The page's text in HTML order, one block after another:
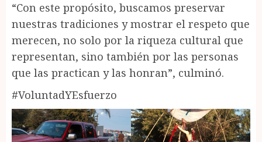
“Con este propósito, buscamos preservar
nuestras tradiciones y mostrar el respeto que
merecen, no solo por la riqueza cultural que
representan, sino también por las personas
que las practican y las honran”, culminó.
#VoluntadYEsfuerzo